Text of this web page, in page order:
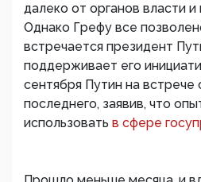
далеко от органов власти и
Однако Грефу все
встречается президент
поддерживает его
сентября Путин на
последнего, заявив, что
использовать в сфере